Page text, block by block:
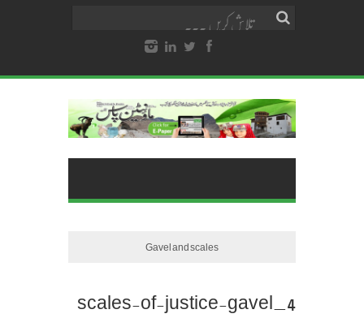
Gavel and scales
scales-of-justice-gavel_4